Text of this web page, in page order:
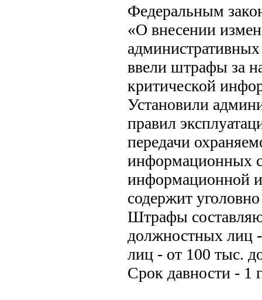
Федеральным
«О внесении
ввели штрафы за
критической
Установили
правил
передачи
информационных
информационной
содержит
Штрафы
должностных лиц
лиц - от 100 тыс.
Срок давности - 1